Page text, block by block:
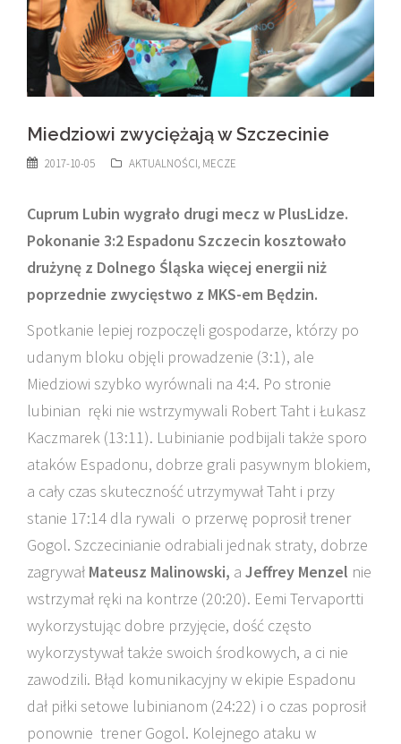
Miedziowi zwyciężają w Szczecinie
2017-10-05 AKTUALNOŚCI, MECZE
Cuprum Lubin wygrało drugi mecz w PlusLidze.
Pokonanie 3:2 Espadonu Szczecin kosztowało
drużynę z Dolnego Śląska więcej energii niż
poprzednie zwycięstwo z MKS-em Będzin.
Spotkanie lepiej rozpoczęli gospodarze, którzy po
udanym bloku objęli prowadzenie (3:1), ale
Miedziowi szybko wyrównali na 4:4. Po stronie
lubinian ręki nie wstrzymywali Robert Taht i Łukasz
Kaczmarek (13:11). Lubinianie podbijali także sporo
ataków Espadonu, dobrze grali pasywnym blokiem,
a cały czas skuteczność utrzymywał Taht i przy
stanie 17:14 dla rywali o przerwę poprosił trener
Gogol. Szczecinianie odrabiali jednak straty, dobrze
zagrywał Mateusz Malinowski, a Jeffrey Menzel nie
wstrzymał ręki na kontrze (20:20). Eemi Tervaportti
wykorzystując dobre przyjęcie, dość często
wykorzystywał także swoich środkowych, a ci nie
zawodzili. Błąd komunikacyjny w ekipie Espadonu
dał piłki setowe lubinianom (24:22) i o czas poprosił
ponownie trener Gogol. Kolejnego ataku w